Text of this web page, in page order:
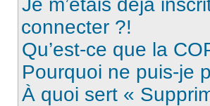
Je m’étais déjà
connecter ?!
Qu’est-ce que la
Pourquoi ne puis-je
À quoi sert «